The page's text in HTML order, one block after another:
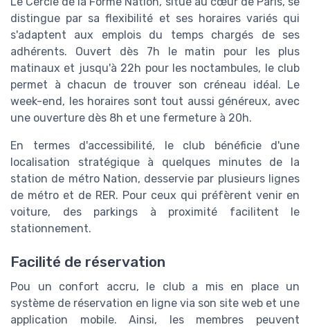
distingue par sa flexibilité et ses horaires variés qui
s'adaptent aux emplois du temps chargés de ses
adhérents. Ouvert dès 7h le matin pour les plus
matinaux et jusqu'à 22h pour les noctambules, le club
permet à chacun de trouver son créneau idéal. Le
week-end, les horaires sont tout aussi généreux, avec
une ouverture dès 8h et une fermeture à 20h.
En termes d'accessibilité, le club bénéficie d'une
localisation stratégique à quelques minutes de la
station de métro Nation, desservie par plusieurs lignes
de métro et de RER. Pour ceux qui préfèrent venir en
voiture, des parkings à proximité facilitent le
stationnement.
Facilité de réservation
Pou un confort accru, le club a mis en place un
système de réservation en ligne via son site web et une
application mobile. Ainsi, les membres peuvent